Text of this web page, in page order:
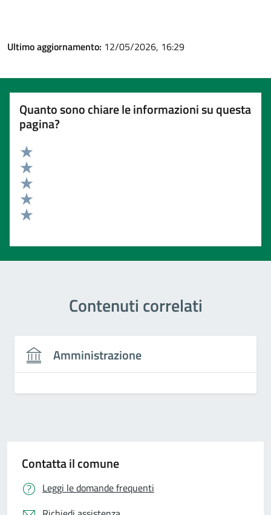
Ultimo aggiornamento: 12/05/2026, 16:29
Quanto sono chiare le informazioni su questa
pagina?
Valuta 5 stelle su 5
Valuta 4 stelle su 5
Valuta 3 stelle su 5
Valuta 2 stelle su 5
Contenuti correlati
Amministrazione
Contatta il comune
Leggi le domande frequenti